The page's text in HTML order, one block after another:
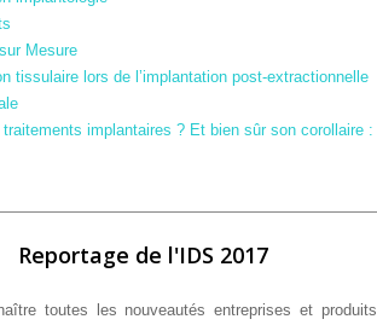
Mesure
tissulaire lors de l’implantation post-extractionnelle
implantaires ? Et bien sûr son corollaire :
Reportage de l'IDS 2017
toutes les nouveautés entreprises et produits